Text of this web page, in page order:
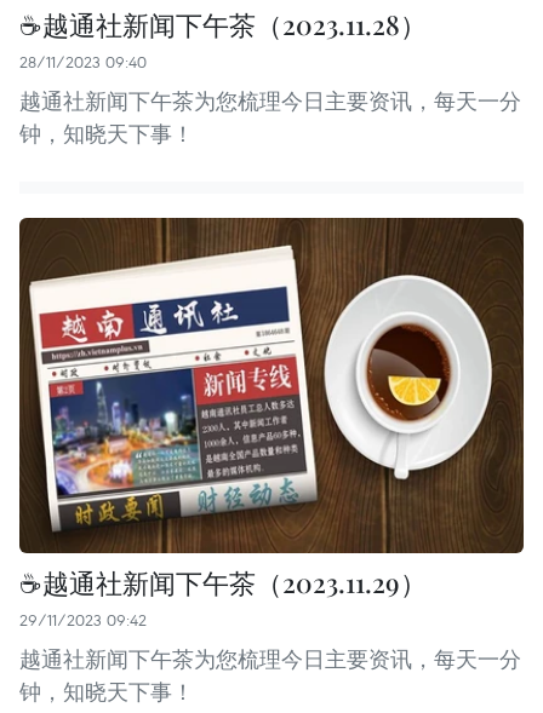
☕️越通社新闻下午茶（2023.11.28）
28/11/2023 09:40
越通社新闻下午茶为您梳理今日主要资讯，每天一分
钟，知晓天下事！
☕️越通社新闻下午茶（2023.11.29）
29/11/2023 09:42
越通社新闻下午茶为您梳理今日主要资讯，每天一分
钟，知晓天下事！